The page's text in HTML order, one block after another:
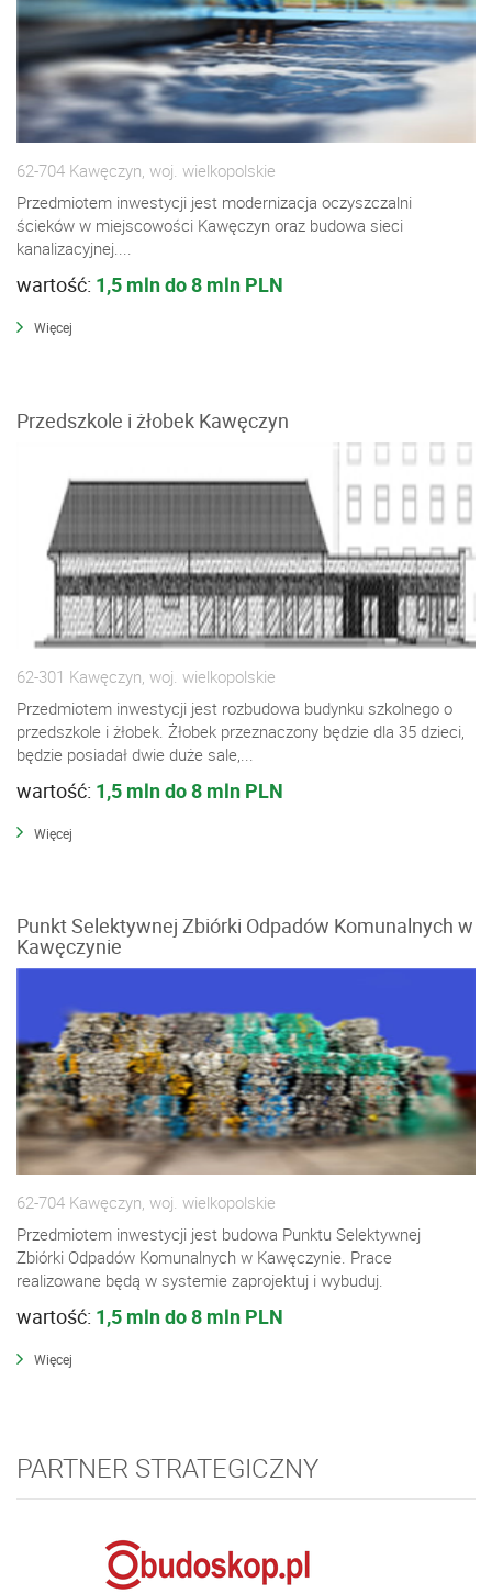
62-704 Kawęczyn, woj. wielkopolskie
Przedmiotem inwestycji jest modernizacja oczyszczalni
ścieków w miejscowości Kawęczyn oraz budowa sieci
kanalizacyjnej....
wartość: 1,5 mln do 8 mln PLN
Więcej
Przedszkole i żłobek Kawęczyn
62-301 Kawęczyn, woj. wielkopolskie
Przedmiotem inwestycji jest rozbudowa budynku szkolnego o
przedszkole i żłobek. Żłobek przeznaczony będzie dla 35 dzieci,
będzie posiadał dwie duże sale,...
wartość: 1,5 mln do 8 mln PLN
Więcej
Punkt Selektywnej Zbiórki Odpadów Komunalnych w
Kawęczynie
62-704 Kawęczyn, woj. wielkopolskie
Przedmiotem inwestycji jest budowa Punktu Selektywnej
Zbiórki Odpadów Komunalnych w Kawęczynie. Prace
realizowane będą w systemie zaprojektuj i wybuduj.
wartość: 1,5 mln do 8 mln PLN
Więcej
PARTNER STRATEGICZNY